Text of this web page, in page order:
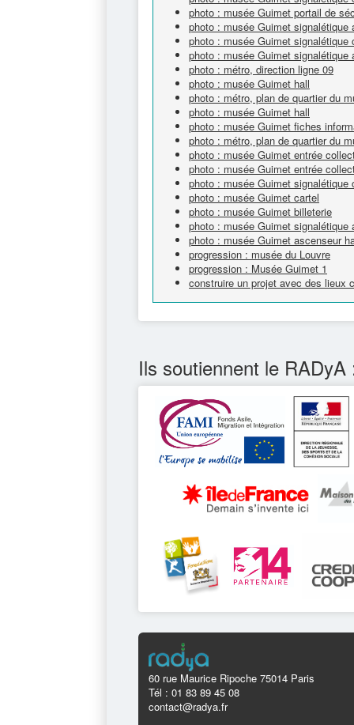
photo : musée Guimet portail de
photo : musée Guimet signalétique
photo : musée Guimet signalétique
photo : musée Guimet signalétique
photo : métro, direction ligne 09
photo : musée Guimet hall
photo : métro, plan de quartier du
photo : musée Guimet hall
photo : musée Guimet fiches
photo : métro, plan de quartier du
photo : musée Guimet entrée
photo : musée Guimet entrée
photo : musée Guimet signalétique
photo : musée Guimet cartel
photo : musée Guimet billeterie
photo : musée Guimet signalétique
photo : musée Guimet ascenseur
progression : musée du Louvre
progression : Musée Guimet 1
construire un projet avec des lieux
Ils soutiennent le RADyA
60 rue Maurice Ripoche 75014 Paris
Tél : 01 83 89 45 08
contact@radya.fr